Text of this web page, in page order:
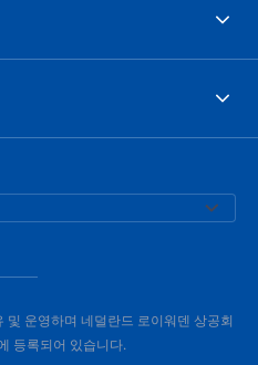
및 운영하며 네덜란드 로이워덴 상공회
등록되어 있습니다.